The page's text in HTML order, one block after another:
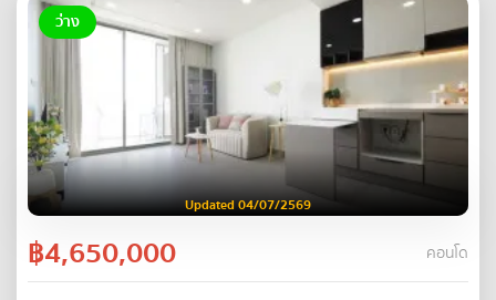
ว่าง
Updated 04/07/2569
฿4,650,000 คอนโด